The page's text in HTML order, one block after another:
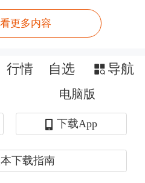
金所最新发布的“股
新合约上市通知”显
年9月(IO2009)和
。
更多内容
行情 自选 导航
电脑版
下载App
下载指南